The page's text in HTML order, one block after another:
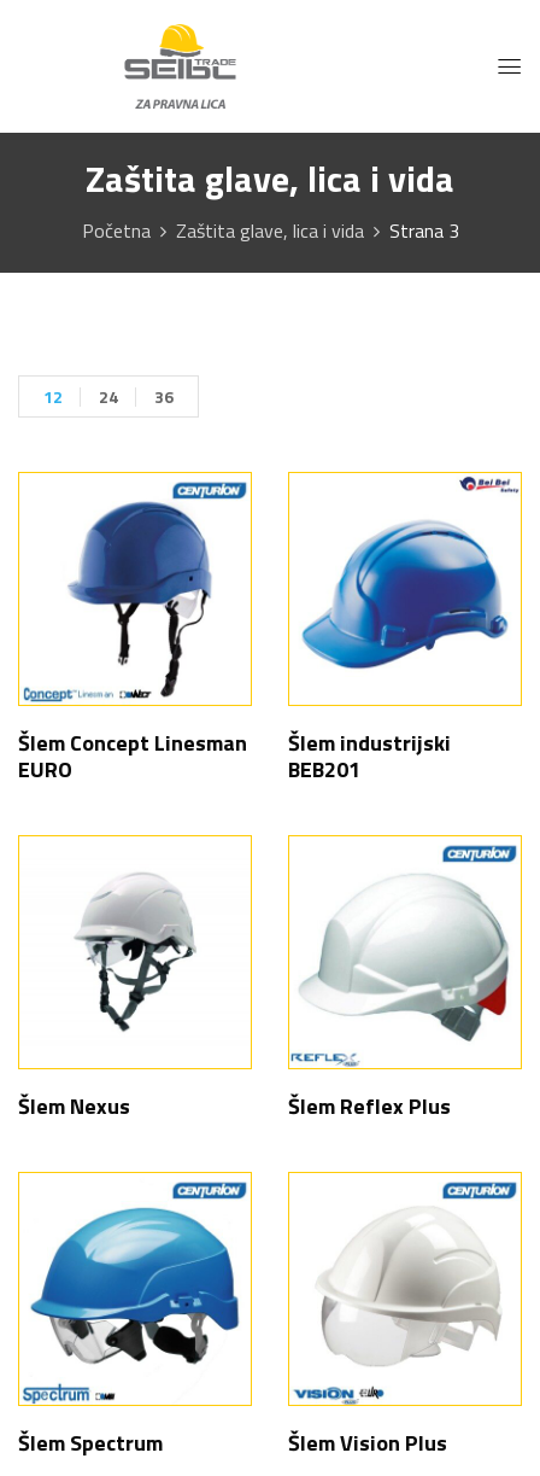
Zaštita glave, lica i vida
Početna Zaštita glave, lica i vida Strana 3
12 24 36
Šlem Concept Linesman
EURO
Šlem industrijski
BEB201
Šlem Nexus Šlem Reflex Plus
Šlem Spectrum Šlem Vision Plus